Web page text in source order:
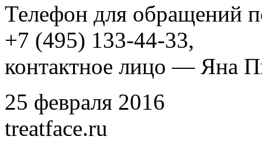
Телефон для обращений
+7 (495) 133-44-33,
контактное лицо — Яна
25 февраля 2016
treatface.ru